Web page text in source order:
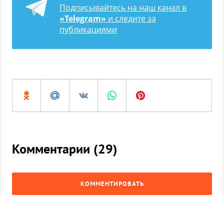
Подписывайтесь на наш канал в
«Telegram» и следите за
публикациями
Комментарии (29)
КОММЕНТИРОВАТЬ